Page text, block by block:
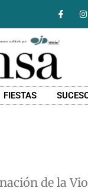
FIESTAS
de la